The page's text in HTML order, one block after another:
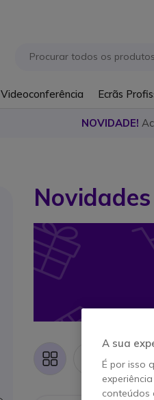
Videoconferência Ecrãs
NOVIDADE!
Grelha Lista Itens
A sua
É por isso
conteúdos